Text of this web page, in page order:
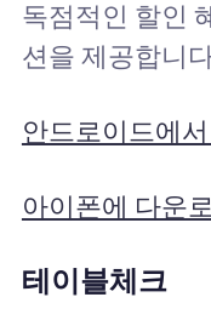
독점적인 할인
션을 제공합니
안드로이드에
아이폰에 다운
테이블체크